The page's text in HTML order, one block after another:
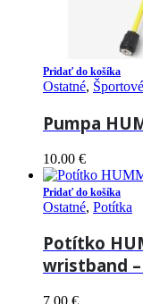
Pridať do košíka
Ostatné,
Pumpa
10.00 €
Pridať do košíka
Ostatné, Potítka
Potítko
wristband
7.00 €